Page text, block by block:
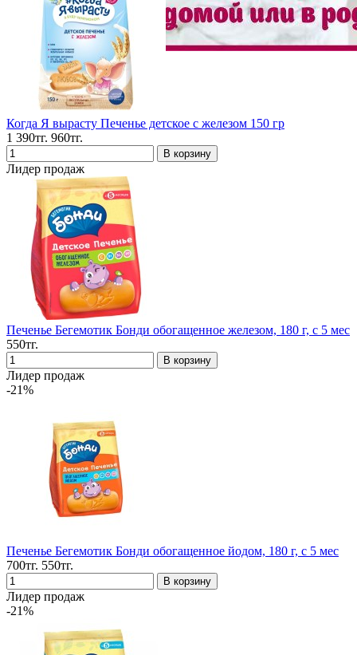
Когда Я вырасту Печенье детское с железом 150 гр
1 390тг. 960тг.
Лидер продаж
Печенье Бегемотик Бонди обогащенное железом, 180 г, с 5 мес
550тг.
Лидер продаж
-21%
Печенье Бегемотик Бонди обогащенное йодом, 180 г, с 5 мес
700тг. 550тг.
Лидер продаж
-21%